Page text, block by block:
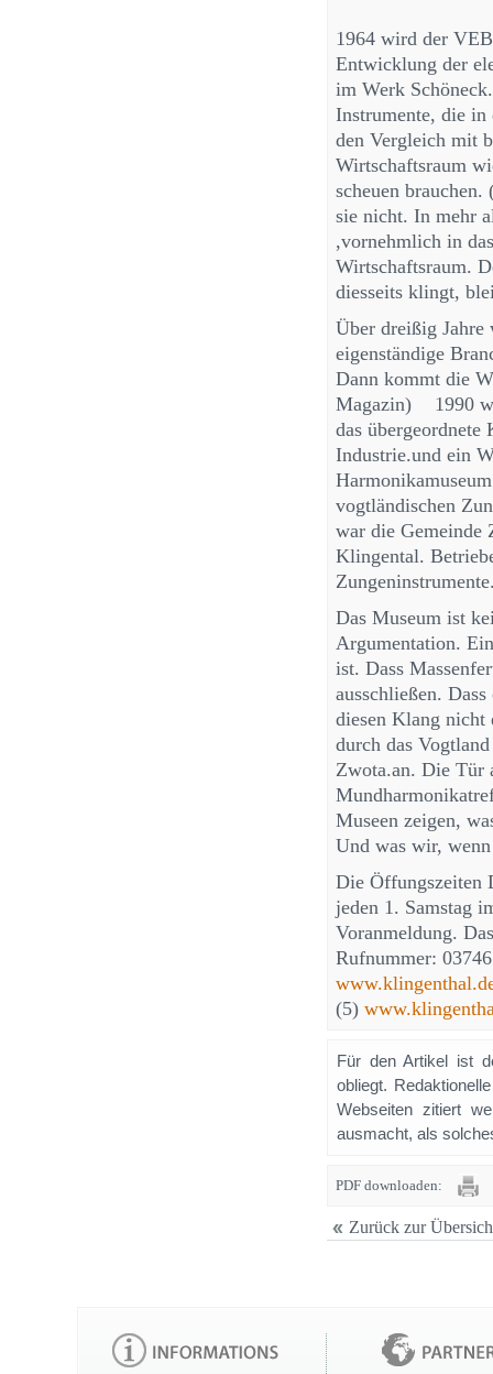
1964 wird der
Entwicklung der
im Werk
Instrumente, die in
den Vergleich mit
Wirtschaftsraum
scheuen
sie nicht. In mehr
,vornehmlich in
Wirtschaftsraum.
diesseits klingt,
Über dreißig Jahre
eigenständige
Dann kommt die
Magazin) 1990
das
Industrie.und ein
vogtländischen
war die Gemeinde
Klingental.
Das Museum ist
Argumentation.
ist. Dass
ausschließen.
diesen Klang nicht
durch das
Zwota.an. Die Tür
Museen zeigen,
Und was wir,
Die Öffungszeiten
jeden 1. Samstag
Voranmeldung.
Rufnummer:
(5)
Für den Artikel ist
obliegt.
Webseiten zitiert
ausmacht, als
PDF downloaden:
Zurück zur